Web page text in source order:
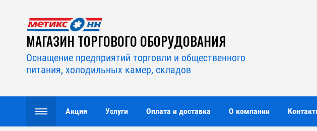
Акции Услуги Оплата и доставка О компании
МАГАЗИН ТОРГОВОГО ОБОРУДОВАНИЯ
Оснащение предприятий торговли и общественного
питания, холодильных камер, складов